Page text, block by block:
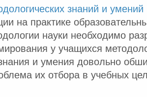
знаний и
на практике
науки необходимо
у учащихся
и умения довольно
их отбора в учебных